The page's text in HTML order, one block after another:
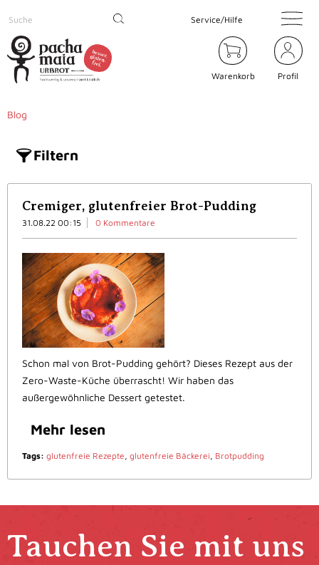
Service/Hilfe
Warenkorb Profil
Blog
Filtern
Cremiger, glutenfreier Brot-Pudding
31.08.22 00:15 0 Kommentare
Schon mal von Brot-Pudding gehört? Dieses Rezept aus der
Zero-Waste-Küche überrascht! Wir haben das
außergewöhnliche Dessert getestet.
Mehr lesen
Tags: glutenfreie Rezepte, glutenfreie Bäckerei, Brotpudding
Tauchen Sie mit uns